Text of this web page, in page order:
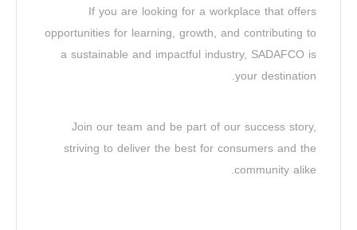
If you are looking for a workplace that offers
opportunities for learning, growth, and contributing to
a sustainable and impactful industry, SADAFCO is
your destination.
Join our team and be part of our success story,
striving to deliver the best for consumers and the
community alike.